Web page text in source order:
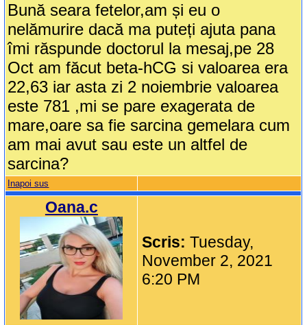
Bună seara fetelor,am și eu o
nelămurire dacă ma puteți ajuta pana
îmi răspunde doctorul la mesaj,pe 28
Oct am făcut beta-hCG si valoarea era
22,63 iar asta zi 2 noiembrie valoarea
este 781 ,mi se pare exagerata de
mare,oare sa fie sarcina gemelara cum
am mai avut sau este un altfel de
sarcina?
Inapoi sus
Oana.c
Scris:Tuesday,
November 2, 2021
6:20 PM